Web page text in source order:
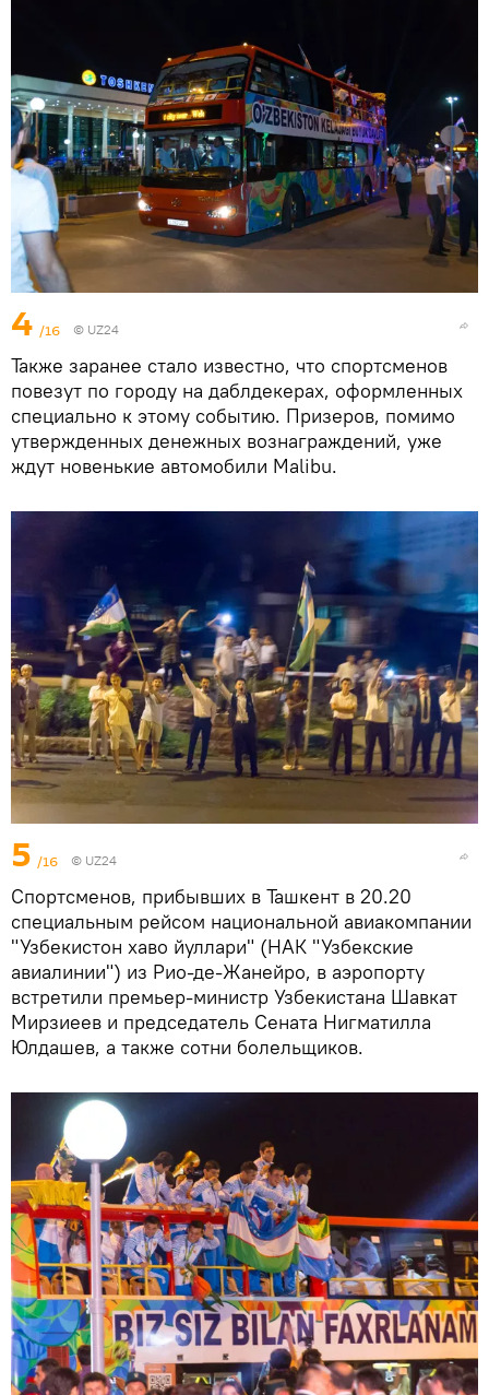
4 /16 © UZ24
Также заранее стало известно, что спортсменов
повезут по городу на даблдекерах, оформленных
специально к этому событию. Призеров, помимо
утвержденных денежных вознаграждений, уже
ждут новенькие автомобили Malibu.
5 /16 © UZ24
Спортсменов, прибывших в Ташкент в 20.20
специальным рейсом национальной авиакомпании
"Узбекистон хаво йуллари" (НАК "Узбекские
авиалинии") из Рио-де-Жанейро, в аэропорту
встретили премьер-министр Узбекистана Шавкат
Мирзиеев и председатель Сената Нигматилла
Юлдашев, а также сотни болельщиков.